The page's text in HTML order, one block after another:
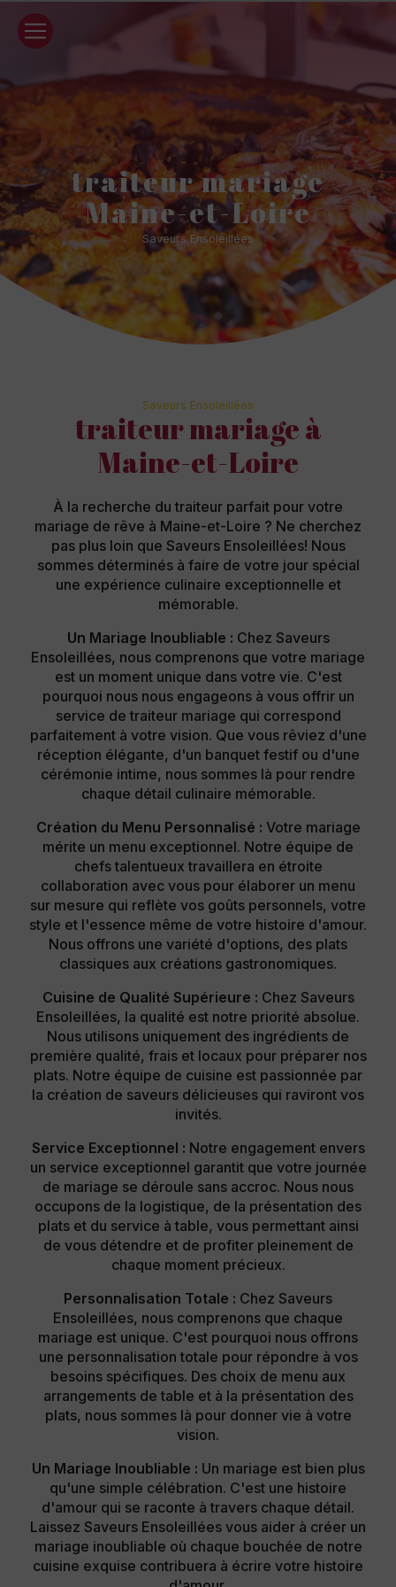
traiteur mariage
Maine-et-Loire
Saveurs Ensoleillées
Saveurs Ensoleillées
traiteur mariage à
Maine-et-Loire
À la recherche du traiteur parfait pour votre
mariage de rêve à Maine-et-Loire ? Ne cherchez
pas plus loin que Saveurs Ensoleillées! Nous
sommes déterminés à faire de votre jour spécial
une expérience culinaire exceptionnelle et
mémorable.
Un Mariage Inoubliable : Chez Saveurs
Ensoleillées, nous comprenons que votre mariage
est un moment unique dans votre vie. C'est
pourquoi nous nous engageons à vous offrir un
service de traiteur mariage qui correspond
parfaitement à votre vision. Que vous rêviez d'une
réception élégante, d'un banquet festif ou d'une
cérémonie intime, nous sommes là pour rendre
chaque détail culinaire mémorable.
Création du Menu Personnalisé : Votre mariage
mérite un menu exceptionnel. Notre équipe de
chefs talentueux travaillera en étroite
collaboration avec vous pour élaborer un menu
sur mesure qui reflète vos goûts personnels, votre
style et l'essence même de votre histoire d'amour.
Nous offrons une variété d'options, des plats
classiques aux créations gastronomiques.
Cuisine de Qualité Supérieure : Chez Saveurs
Ensoleillées, la qualité est notre priorité absolue.
Nous utilisons uniquement des ingrédients de
première qualité, frais et locaux pour préparer nos
plats. Notre équipe de cuisine est passionnée par
la création de saveurs délicieuses qui raviront vos
invités.
Service Exceptionnel : Notre engagement envers
un service exceptionnel garantit que votre journée
de mariage se déroule sans accroc. Nous nous
occupons de la logistique, de la présentation des
plats et du service à table, vous permettant ainsi
de vous détendre et de profiter pleinement de
chaque moment précieux.
Personnalisation Totale : Chez Saveurs
Ensoleillées, nous comprenons que chaque
mariage est unique. C'est pourquoi nous offrons
une personnalisation totale pour répondre à vos
besoins spécifiques. Des choix de menu aux
arrangements de table et à la présentation des
plats, nous sommes là pour donner vie à votre
vision.
Un Mariage Inoubliable : Un mariage est bien plus
qu'une simple célébration. C'est une histoire
d'amour qui se raconte à travers chaque détail.
Laissez Saveurs Ensoleillées vous aider à créer un
mariage inoubliable où chaque bouchée de notre
cuisine exquise contribuera à écrire votre histoire
Panneau de gestion des cookies